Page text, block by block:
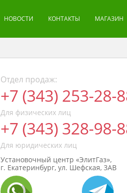
НОВОСТИ КОНТАКТЫ МАГАЗИН
Отдел продаж:
+7 (343) 253-28-
Для физических лиц
+7 (343) 328-98-
Для юридических лиц
Установочный центр «ЭлитГаз»,
г. Екатеринбург, ул. Шефская, 3АВ